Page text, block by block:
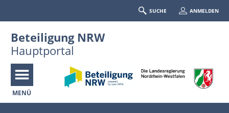
SUCHE ANMELDEN
Beteiligung NRW
Hauptportal
MENÜ